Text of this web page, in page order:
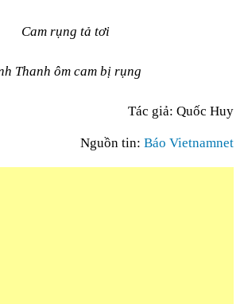
Cam rụng tả tơi
Thanh ôm cam bị rụng
Tác giả: Quốc Huy
Nguồn tin: Báo Vietnamnet